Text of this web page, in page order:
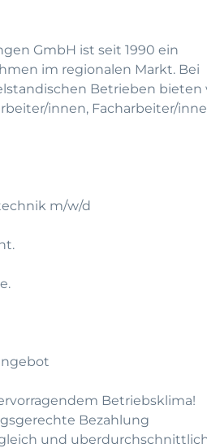
GmbH ist seit 1990 ein
im regionalen Markt. Bei
Betrieben bieten
innen, Facharbeiter/
m/w/d
Betriebsklima!
Bezahlung
und